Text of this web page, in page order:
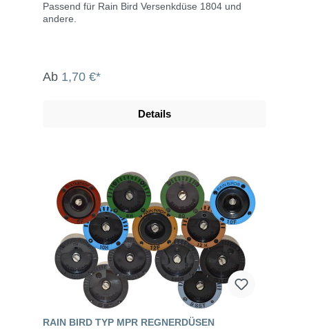
Passend für Rain Bird Versenkdüse 1804 und
andere.
Ab 1,70 €*
Details
RAIN BIRD TYP MPR REGNERDÜSEN